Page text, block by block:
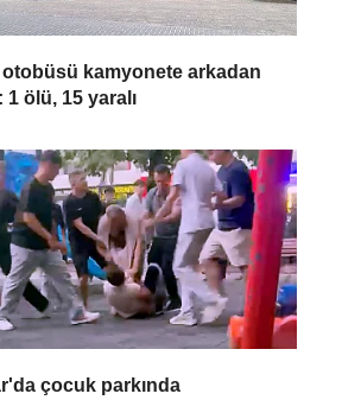
kamyonete arkadan
1 ölü, 15 yaralı
çocuk parkında